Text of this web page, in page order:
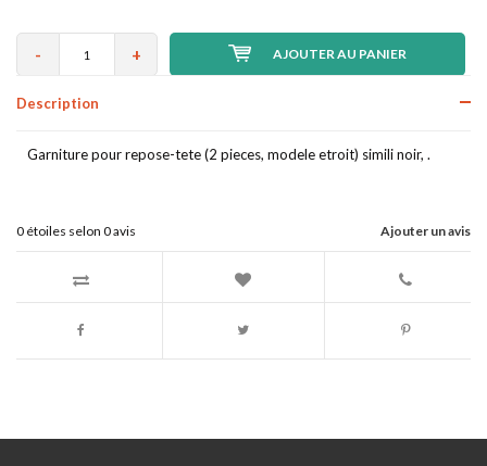
- + AJOUTER AU PANIER
Description
Garniture pour repose-tete (2 pieces, modele etroit) simili noir, .
Ajouter un avis
0 étoiles selon 0avis